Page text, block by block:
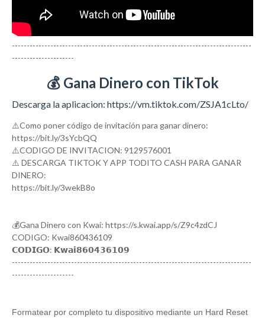
---------------------------------------------------------------------------------
---------------------
💰 Gana Dinero con TikTok
Descarga la aplicacion: https://vm.tiktok.com/ZSJA1cLto/
⚠️Como poner código de invitación para ganar dinero:
https://bit.ly/3sYcbQQ
⚠️CODIGO DE INVITACION: 9129576001
⚠️ DESCARGA TIKTOK Y APP TODITO CASH PARA GANAR
DINERO:
https://bit.ly/3wekB8o
💰Gana Dinero con Kwai: https://s.kwai.app/s/Z9c4zdCJ
CODIGO: Kwai860436109
𝗖𝗢𝗗𝗜𝗚𝗢: 𝗞𝘄𝗮𝗶𝟴𝟲𝟬𝟰𝟯𝟲𝟭𝟬𝟵
---------------------------------------------------------------------------------
---------------------
Formatear por completo tu dispositivo mediante un Hard Reset